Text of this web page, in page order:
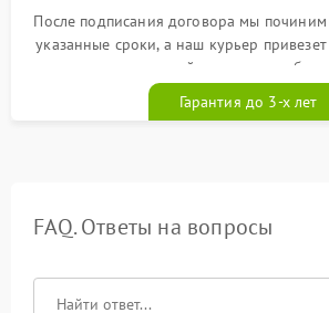
После подписания договора мы починим
указанные сроки, а наш курьер
гарантийным талоном
Гарантия до 3-х лет
FAQ. Ответы на вопросы